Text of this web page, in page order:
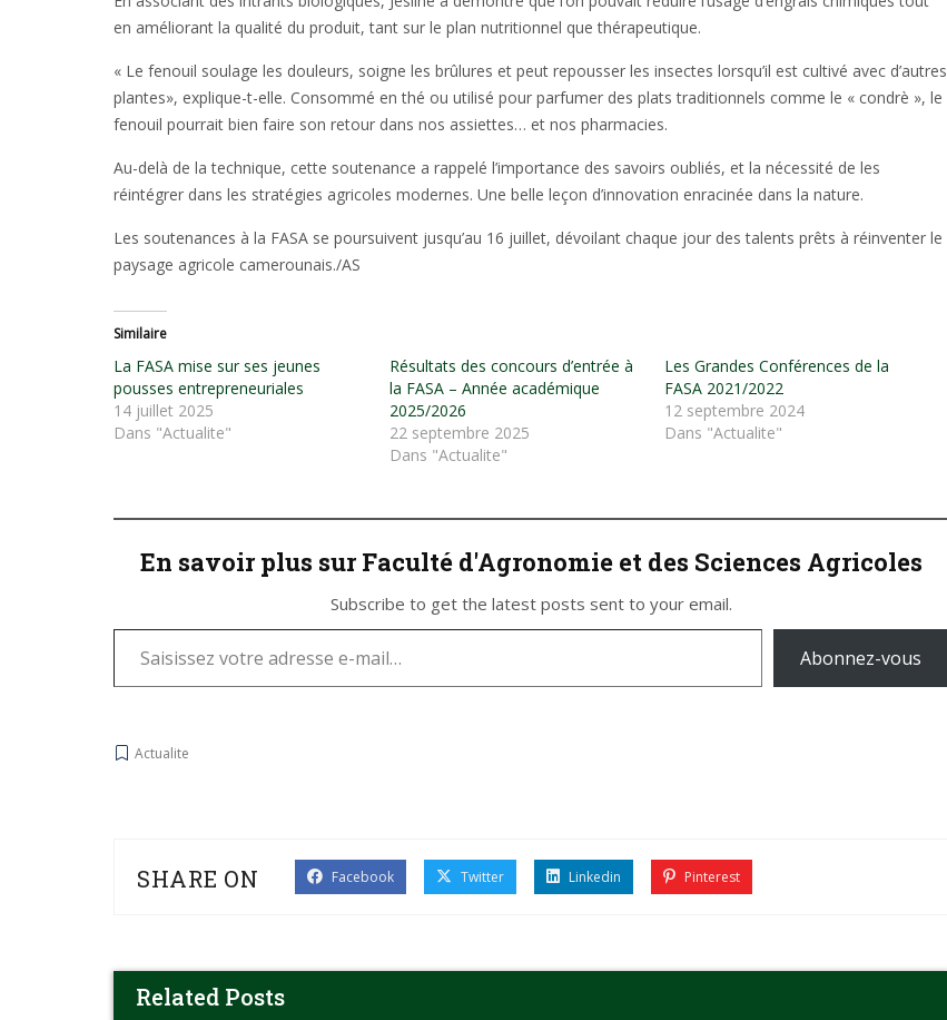
en améliorant la qualité du produit, tant sur le plan nutritionnel que thérapeutique.
« Le fenouil soulage les douleurs, soigne les brûlures et peut repousser les insectes lorsqu’il est cultivé avec d’autres
plantes», explique-t-elle. Consommé en thé ou utilisé pour parfumer des plats traditionnels comme le « condrè », le
fenouil pourrait bien faire son retour dans nos assiettes… et nos pharmacies.
Au-delà de la technique, cette soutenance a rappelé l’importance des savoirs oubliés, et la nécessité de les
réintégrer dans les stratégies agricoles modernes. Une belle leçon d’innovation enracinée dans la nature.
Les soutenances à la FASA se poursuivent jusqu’au 16 juillet, dévoilant chaque jour des talents prêts à réinventer le
paysage agricole camerounais./AS
Similaire
La FASA mise sur ses jeunes
pousses entrepreneuriales
14 juillet 2025
Dans "Actualite"
Résultats des concours d’entrée à
la FASA – Année académique
2025/2026
22 septembre 2025
Dans "Actualite"
Les Grandes Conférences de la
FASA 2021/2022
12 septembre 2024
Dans "Actualite"
En savoir plus sur Faculté d'Agronomie et des Sciences Agricoles
Subscribe to get the latest posts sent to your email.
Abonnez-vous
Actualite
SHARE ON Facebook Twitter Linkedin Pinterest
Related Posts